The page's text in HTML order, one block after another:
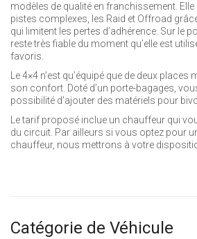
modèles de qualité en franchissement.
pistes complexes, les Raid et Offroad
qui limitent les pertes d’adhérence. Sur le
reste très fiable du moment qu’elle est
favoris.
Le 4×4 n’est qu’équipé que de deux
son confort. Doté d’un porte-bagages,
possibilité d’ajouter des matériels pour
Le tarif proposé inclue un chauffeur qui
du circuit. Par ailleurs si vous optez pour
chauffeur, nous mettrons à votre
Catégorie de Véhicule